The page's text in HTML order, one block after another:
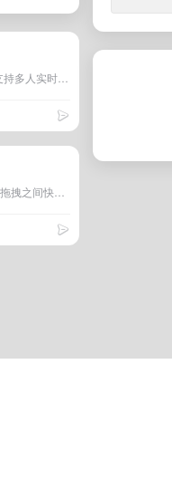
专业强大的作图工具，支持多人实时在线协作，可用于原型图、UML、BPMN、网络拓扑图等多种图形绘制
AntV 在线图表制作工具 拖拽之间快速搞定图表制作